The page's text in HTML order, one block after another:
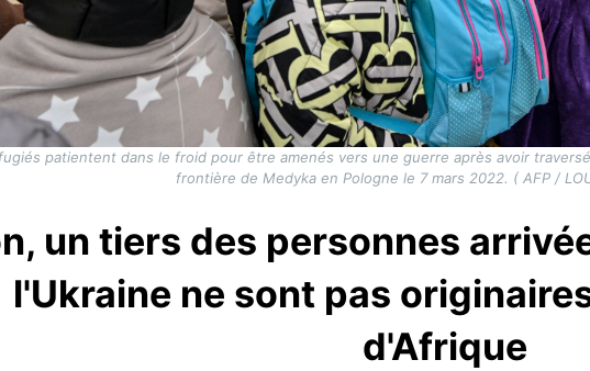
patientent dans le froid pour être amenés vers une guerre après avoir
frontière de Medyka en Pologne le 7 mars 2022. ( AFP /
un tiers des personnes
l'Ukraine ne sont pas
d'Afrique